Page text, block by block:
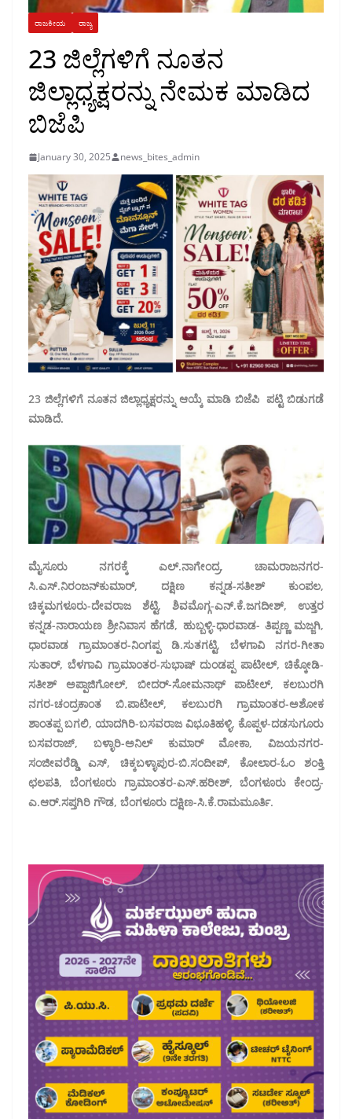
ರಾಜಕೀಯ ರಾಜ್ಯ
23 ಜಿಲ್ಲೆಗಳಿಗೆ ನೂತನ
ಜಿಲ್ಲಾಧ್ಯಕ್ಷರನ್ನು ನೇಮಕ ಮಾಡಿದ
ಬಿಜೆಪಿ
January 30, 2025 news_bites_admin
23 ಜಿಲ್ಲೆಗಳಿಗೆ ನೂತನ ಜಿಲ್ಲಾಧ್ಯಕ್ಷರನ್ನು ಆಯ್ಕೆ ಮಾಡಿ ಬಿಜೆಪಿ ಪಟ್ಟಿ ಬಿಡುಗಡೆ
ಮಾಡಿದೆ.
ಮೈಸೂರು ನಗರಕ್ಕೆ ಎಲ್.ನಾಗೇಂದ್ರ, ಚಾಮರಾಜನಗರ-
ಸಿ.ಎಸ್.ನಿರಂಜನ್‌ಕುಮಾರ್, ದಕ್ಷಿಣ ಕನ್ನಡ-ಸತೀಶ್ ಕುಂಪಲ,
ಚಿಕ್ಕಮಗಳೂರು-ದೇವರಾಜ ಶೆಟ್ಟಿ, ಶಿವಮೊಗ್ಗ-ಎನ್.ಕೆ.ಜಗದೀಶ್, ಉತ್ತರ
ಕನ್ನಡ-ನಾರಾಯಣ ಶ್ರೀನಿವಾಸ ಹೆಗಡೆ, ಹುಬ್ಬಳ್ಳಿ-ಧಾರವಾಡ- ತಿಪ್ಪಣ್ಣ ಮಜ್ಜಗಿ,
ಧಾರವಾಡ ಗ್ರಾಮಾಂತರ-ನಿಂಗಪ್ಪ ಡಿ.ಸುತಗಟ್ಟಿ, ಬೆಳಗಾವಿ ನಗರ-ಗೀತಾ
ಸುತಾರ್, ಬೆಳಗಾವಿ ಗ್ರಾಮಾಂತರ-ಸುಭಾಷ್ ದುಂಡಪ್ಪ ಪಾಟೀಲ್, ಚಿಕ್ಕೋಡಿ-
ಸತೀಶ್ ಅಪ್ಪಾಜಿಗೋಲ್, ಬೀದರ್-ಸೋಮನಾಥ್ ಪಾಟೀಲ್, ಕಲಬುರಗಿ
ನಗರ-ಚಂದ್ರಕಾಂತ ಬಿ.ಪಾಟೀಲ್, ಕಲಬುರಗಿ ಗ್ರಾಮಾಂತರ-ಅಶೋಕ
ಶಾಂತಪ್ಪ ಬಗಲಿ, ಯಾದಗಿರಿ-ಬಸವರಾಜ ವಿಭೂತಿಹಳ್ಳಿ, ಕೊಪ್ಪಳ-ದಡಸುಗೂರು
ಬಸವರಾಜ್, ಬಳ್ಳಾರಿ-ಅನಿಲ್ ಕುಮಾರ್ ಮೋಕಾ, ವಿಜಯನಗರ-
ಸಂಜೀವರೆಡ್ಡಿ ಎಸ್, ಚಿಕ್ಕಬಳ್ಳಾಪುರ-ಬಿ.ಸಂದೀಪ್, ಕೋಲಾರ-ಓಂ ಶಂಕ್ತಿ
ಛಲಪತಿ, ಬೆಂಗಳೂರು ಗ್ರಾಮಾಂತರ-ಎಸ್.ಹರೀಶ್, ಬೆಂಗಳೂರು ಕೇಂದ್ರ-
ಎ.ಆರ್.ಸಪ್ತಗಿರಿ ಗೌಡ, ಬೆಂಗಳೂರು ದಕ್ಷಿಣ-ಸಿ.ಕೆ.ರಾಮಮೂರ್ತಿ.